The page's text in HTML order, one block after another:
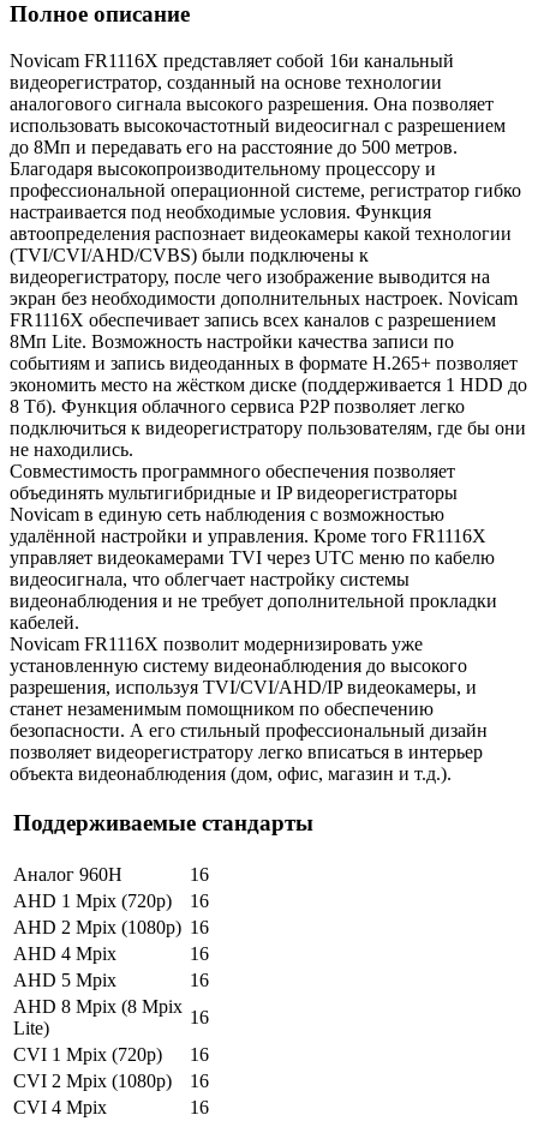
Полное описание
Novicam FR1116X представляет собой 16и канальный
видеорегистратор, созданный на основе технологии
аналогового сигнала высокого разрешения. Она позволяет
использовать высокочастотный видеосигнал с разрешением
до 8Мп и передавать его на расстояние до 500 метров.
Благодаря высокопроизводительному процессору и
профессиональной операционной системе, регистратор гибко
настраивается под необходимые условия. Функция
автоопределения распознает видеокамеры какой технологии
(TVI/CVI/AHD/CVBS) были подключены к
видеорегистратору, после чего изображение выводится на
экран без необходимости дополнительных настроек. Novicam
FR1116X обеспечивает запись всех каналов с разрешением
8Мп Lite. Возможность настройки качества записи по
событиям и запись видеоданных в формате H.265+ позволяет
экономить место на жёстком диске (поддерживается 1 HDD до
8 Tб). Функция облачного сервиса P2P позволяет легко
подключиться к видеорегистратору пользователям, где бы они
не находились.
Совместимость программного обеспечения позволяет
объединять мультигибридные и IP видеорегистраторы
Novicam в единую сеть наблюдения с возможностью
удалённой настройки и управления. Кроме того FR1116X
управляет видеокамерами TVI через UTC меню по кабелю
видеосигнала, что облегчает настройку системы
видеонаблюдения и не требует дополнительной прокладки
кабелей.
Novicam FR1116X позволит модернизировать уже
установленную систему видеонаблюдения до высокого
разрешения, используя TVI/CVI/AHD/IP видеокамеры, и
станет незаменимым помощником по обеспечению
безопасности. А его стильный профессиональный дизайн
позволяет видеорегистратору легко вписаться в интерьер
объекта видеонаблюдения (дом, офис, магазин и т.д.).
Поддерживаемые стандарты
Аналог 960H
16
AHD 1 Mpix (720p)
16
AHD 2 Mpix (1080p) 16
AHD 4 Mpix
16
AHD 5 Mpix
16
AHD 8 Mpix (8 Mpix
Lite)
16
CVI 1 Mpix (720p)
16
CVI 2 Mpix (1080p)
16
CVI 4 Mpix
16